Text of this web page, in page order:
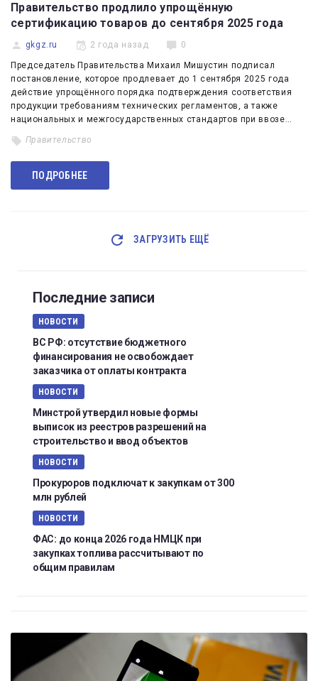
Правительство продлило упрощённую
сертификацию товаров до сентября 2025 года
gkgz.ru 2 года назад 0
Председатель Правительства Михаил Мишустин подписал
постановление, которое продлевает до 1 сентября 2025 года
действие упрощённого порядка подтверждения соответствия
продукции требованиям технических регламентов, а также
национальных и межгосударственных стандартов при ввозе…
Правительство
ПОДРОБНЕЕ
ЗАГРУЗИТЬ ЕЩЁ
Последние записи
НОВОСТИ
ВС РФ: отсутствие бюджетного
финансирования не освобождает
заказчика от оплаты контракта
НОВОСТИ
Минстрой утвердил новые формы
выписок из реестров разрешений на
строительство и ввод объектов
НОВОСТИ
Прокуроров подключат к закупкам от 300
млн рублей
НОВОСТИ
ФАС: до конца 2026 года НМЦК при
закупках топлива рассчитывают по
общим правилам